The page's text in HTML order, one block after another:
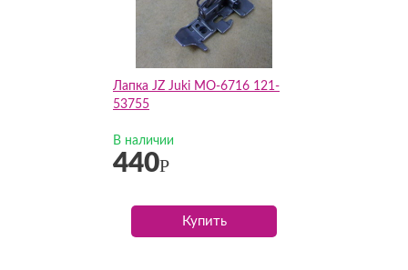
Лапка JZ Juki MO-6716 121-
53755
В наличии
440Р
Купить